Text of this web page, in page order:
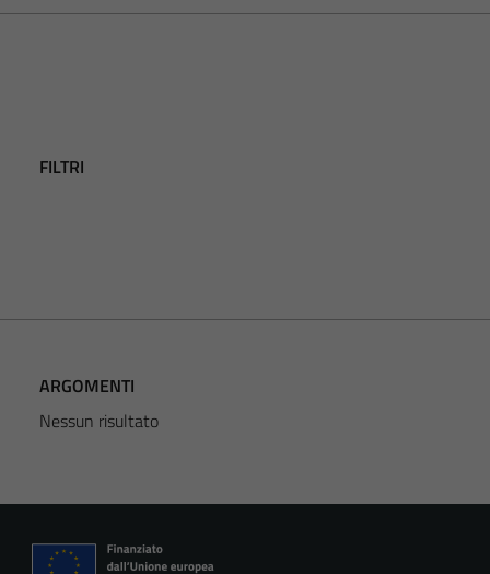
FILTRI
ARGOMENTI
Nessun risultato